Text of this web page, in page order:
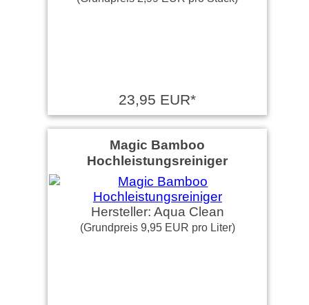
23,95 EUR*
Magic Bamboo
Hochleistungsreiniger
Hersteller: Aqua Clean
(Grundpreis 9,95 EUR pro Liter)